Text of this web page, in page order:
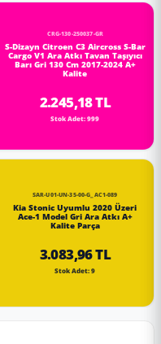
CRG-130-250037-GR
S-Dizayn Citroen C3 Aircross S-Bar
Cargo V1 Ara Atkı Tavan Taşıyıcı
Barı Gri 130 Cm 2017-2024 A+
Kalite
2.245,18 TL
Stok Adet: 999
SAR-U01-UN-35-00-G_AC1-089
Kia Stonic Uyumlu 2020 Üzeri
Ace-1 Model Gri Ara Atkı A+
Kalite Parça
3.083,96 TL
Stok Adet: 9